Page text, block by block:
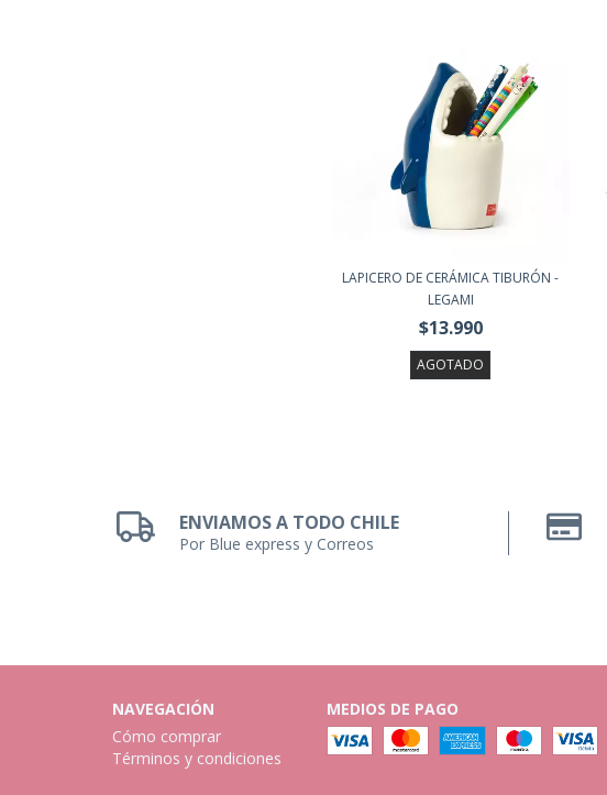
LAPICERO DE CERÁMICA TIBURÓN -
LEGAMI
$13.990
AGOTADO
ENVIAMOS A TODO CHILE
Por Blue express y Correos
NAVEGACIÓN
Cómo comprar
Términos y condiciones
MEDIOS DE PAGO